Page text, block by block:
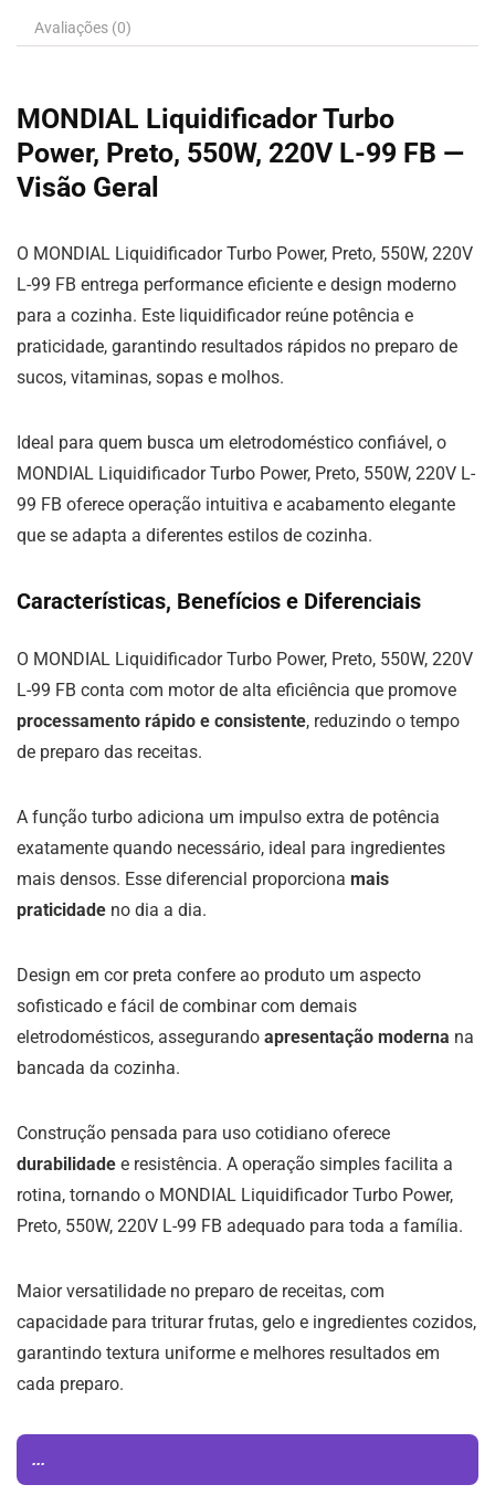
Avaliações (0)
MONDIAL Liquidificador Turbo
Power, Preto, 550W, 220V L-99 FB —
Visão Geral
O MONDIAL Liquidificador Turbo Power, Preto, 550W, 220V
L-99 FB entrega performance eficiente e design moderno
para a cozinha. Este liquidificador reúne potência e
praticidade, garantindo resultados rápidos no preparo de
sucos, vitaminas, sopas e molhos.
Ideal para quem busca um eletrodoméstico confiável, o
MONDIAL Liquidificador Turbo Power, Preto, 550W, 220V L-
99 FB oferece operação intuitiva e acabamento elegante
que se adapta a diferentes estilos de cozinha.
Características, Benefícios e Diferenciais
O MONDIAL Liquidificador Turbo Power, Preto, 550W, 220V
L-99 FB conta com motor de alta eficiência que promove
processamento rápido e consistente, reduzindo o tempo
de preparo das receitas.
A função turbo adiciona um impulso extra de potência
exatamente quando necessário, ideal para ingredientes
mais densos. Esse diferencial proporciona mais
praticidade no dia a dia.
Design em cor preta confere ao produto um aspecto
sofisticado e fácil de combinar com demais
eletrodomésticos, assegurando apresentação moderna na
bancada da cozinha.
Construção pensada para uso cotidiano oferece
durabilidade e resistência. A operação simples facilita a
rotina, tornando o MONDIAL Liquidificador Turbo Power,
Preto, 550W, 220V L-99 FB adequado para toda a família.
Maior versatilidade no preparo de receitas, com
capacidade para triturar frutas, gelo e ingredientes cozidos,
garantindo textura uniforme e melhores resultados em
cada preparo.
...